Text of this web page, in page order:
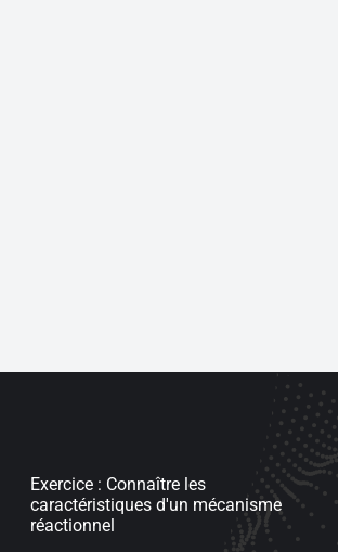
Exercice : Connaître les
caractéristiques d'un mécanisme
réactionnel